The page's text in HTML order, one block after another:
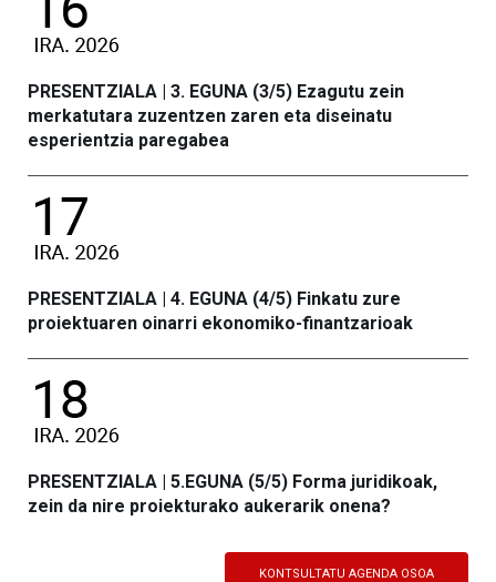
PRESENTZIALA | 3. EGUNA (3/5) Ezagutu zein
merkatutara zuzentzen zaren eta diseinatu
esperientzia paregabea
PRESENTZIALA | 4. EGUNA (4/5) Finkatu zure
proiektuaren oinarri ekonomiko-finantzarioak
PRESENTZIALA | 5.EGUNA (5/5) Forma juridikoak,
zein da nire proiekturako aukerarik onena?
KONTSULTATU AGENDA OSOA